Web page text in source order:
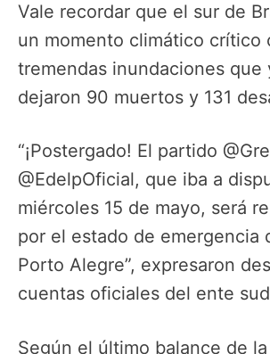
Vale recordar que el sur de
un momento climático crítico
tremendas inundaciones que
dejaron 90 muertos y 131
“¡Postergado! El partido
@EdelpOficial, que iba a
miércoles 15 de mayo, será
por el estado de emergencia
Porto Alegre”, expresaron
cuentas oficiales del ente
Según el último balance de